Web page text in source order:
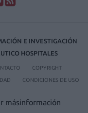
E INVESTIGACIÓN
HOSPITALES
COPYRIGHT
CONDICIONES DE USO